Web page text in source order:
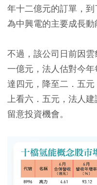
年十二億元的訂單，
為中興電的主要成長動
不過，該公司日前因
一億元，法人估對今
達四元，降至二．五
上看六．五元，法人
留意投資機會。